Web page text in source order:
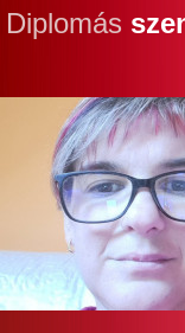
Diplomás